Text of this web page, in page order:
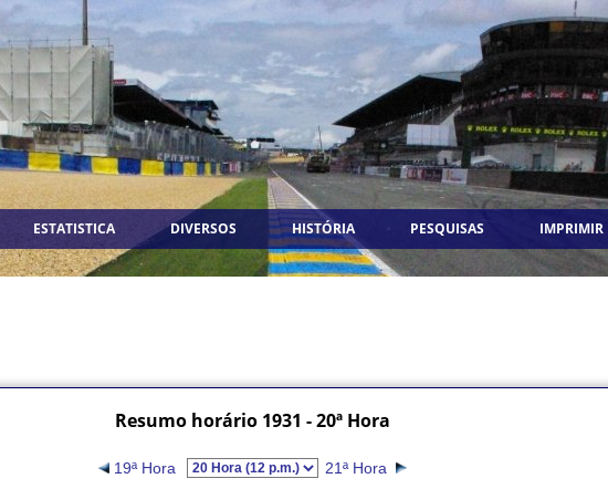
ESTATISTICA DIVERSOS HISTÓRIA PESQUISAS IMPRIMIR
Resumo horário 1931 - 20ª Hora
19ª Hora 21ª Hora